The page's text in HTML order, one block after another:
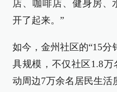
店、咖啡店、健身房、
开了起来。”
如今，金州社区的“15分
具规模，不仅社区1.8
动周边7万余名居民生活